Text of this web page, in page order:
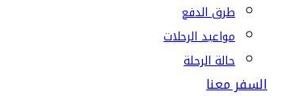
طرق الدفع
مواعيد الرحلات
حالة الرحلة
السفر معنا